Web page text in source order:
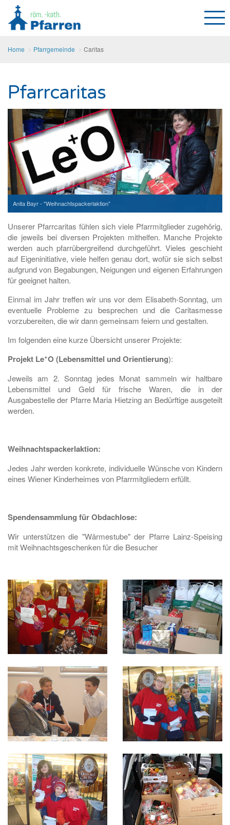
Home Pfarrgemeinde Caritas
Pfarrcaritas
Anita Bayr - "Weihnachtspackerlaktion"
Unserer Pfarrcaritas fühlen sich viele Pfarrmitglieder zugehörig,
die jeweils bei diversen Projekten mithelfen. Manche Projekte
werden auch pfarrübergreifend durchgeführt. Vieles geschieht
auf Eigeninitiative, viele helfen genau dort, wofür sie sich selbst
aufgrund von Begabungen, Neigungen und eigenen Erfahrungen
für geeignet halten.
Einmal im Jahr treffen wir uns vor dem Elisabeth-Sonntag, um
eventuelle Probleme zu besprechen und die Caritasmesse
vorzubereiten, die wir dann gemeinsam feiern und gestalten.
Im folgenden eine kurze Übersicht unserer Projekte:
Projekt Le+O (Lebensmittel und Orientierung):
Jeweils am 2. Sonntag jedes Monat sammeln wir haltbare
Lebensmittel und Geld für frische Waren, die in der
Ausgabestelle der Pfarre Maria Hietzing an Bedürftige ausgeteilt
werden.
Weihnachtspackerlaktion:
Jedes Jahr werden konkrete, individuelle Wünsche von Kindern
eines Wiener Kinderheimes von Pfarrmitgliedern erfüllt.
Spendensammlung für Obdachlose:
Wir unterstützen die "Wärmestube" der Pfarre Lainz-Speising
mit Weihnachtsgeschenken für die Besucher